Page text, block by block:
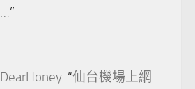
…”
DearHoney: “仙台機場上網